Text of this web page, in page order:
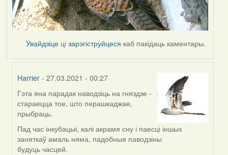
Увайдзіце цізарэгіструйцеся каб пакідаць каментары.
Harrier - 27.03.2021 - 00:27
In
reply
to
by
Lighty
Гэта яна парадак наводзіць на гняздзе -
стараецца тое, што перашкаджае,
прыбраць.
Пад час інкубацыі, калі акрамя сну і паесці іншых
заняткаў амаль няма, падобныя паводзіны
будуць часцей.